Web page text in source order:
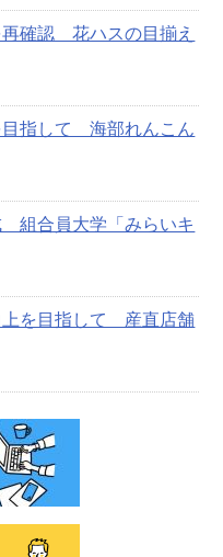
確認 花ハスの目揃え
目指して 海部れんこん
組合員大学「みらいキ
上を目指して 産直店舗